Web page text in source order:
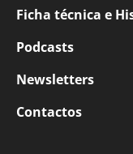
Ficha técnica e
Podcasts
Newsletters
Contactos